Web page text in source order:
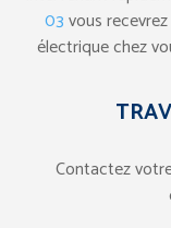
03vous
électrique chez
Contactez